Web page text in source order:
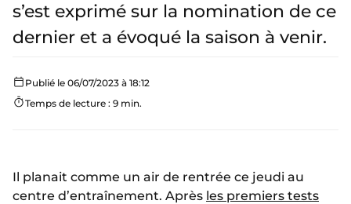
s’est exprimé sur la nomination de ce
dernier et a évoqué la saison à venir.
Publié le 06/07/2023 à 18:12
Temps de lecture : 9 min.
Il planait comme un air de rentrée ce jeudi au
centre d’entraînement. Après les premiers tests